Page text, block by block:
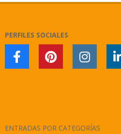
PERFILES SOCIALES
ENTRADAS POR CATEGORÍAS